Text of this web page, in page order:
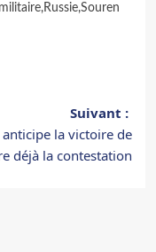
,Russie,Souren
Suivant :
la victoire de
déjà la contestation